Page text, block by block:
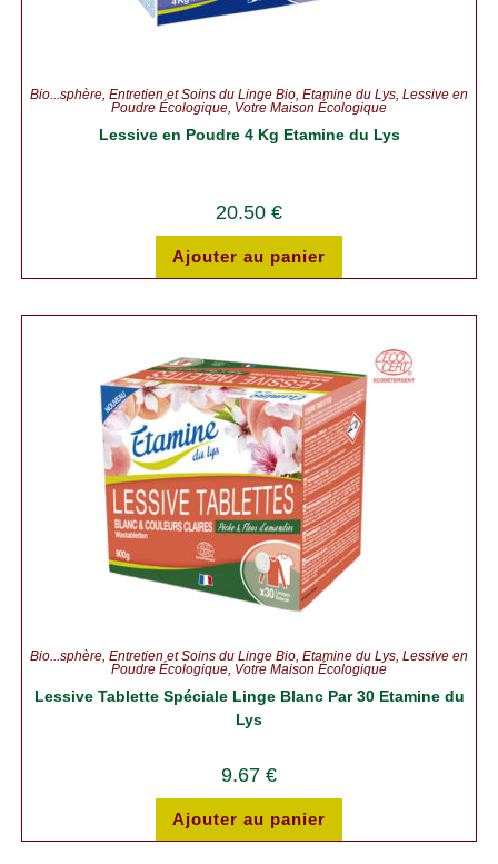
Bio...sphère Entretien et Soins du Linge Bio Etamine du Lys Lessive en
Poudre Écologique Votre Maison Écologique
Lessive en Poudre 4 Kg Etamine du Lys
20.50 €
Ajouter au panier
Bio...sphère, Entretien et Soins du Linge Bio, Etamine du Lys, Lessive en
Poudre Écologique, Votre Maison Écologique
Lessive Tablette Spéciale Linge Blanc Par 30 Etamine du
Lys
9.67 €
Ajouter au panier